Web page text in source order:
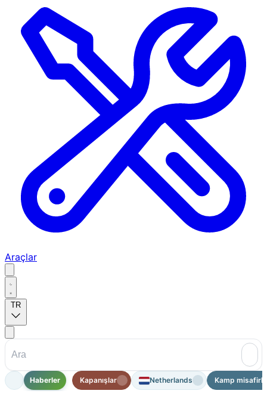
Araçlar
TR
Haberler Kapanışlar Netherlands Kamp